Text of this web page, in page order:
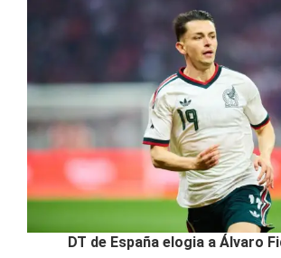
DT de España elogia a Álvaro